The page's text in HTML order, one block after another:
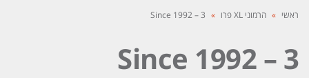
ראשי » הרמוני XL פרו »
Since 1992 – 3
Since 1992 – 3